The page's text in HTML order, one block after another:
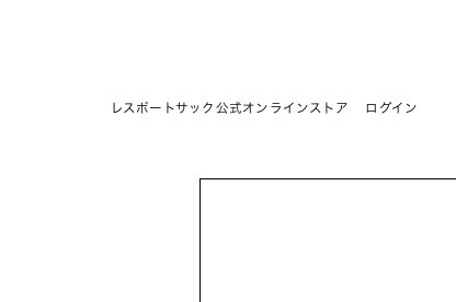
レスポートサック公式オンラインストア ログイン